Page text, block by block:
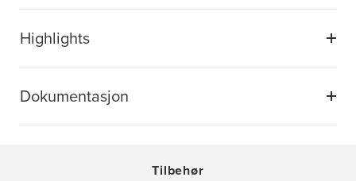
Highlights
Dokumentasjon
Tilbehør